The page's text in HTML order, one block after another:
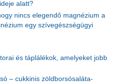
alatt?
nincs elegendő magnézium a
egy szívegészségügyi
és táplálékok, amelyeket jobb
– cukkinis zöldborsósaláta-